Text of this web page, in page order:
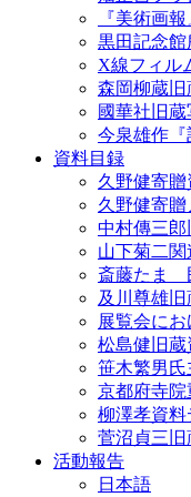
『美術画
黒田記念
X線フィル
森岡柳蔵旧
國華社旧
今泉雄作『
資料目録
久野健寄贈
久野健寄
中村傳三郎
山下菊二関
斎藤たま
及川尊雄
展覧会に
松島健旧蔵
笹木繁男氏
京都府寺院
柳澤孝資料
菅沼貞三旧
活動報告
日本語